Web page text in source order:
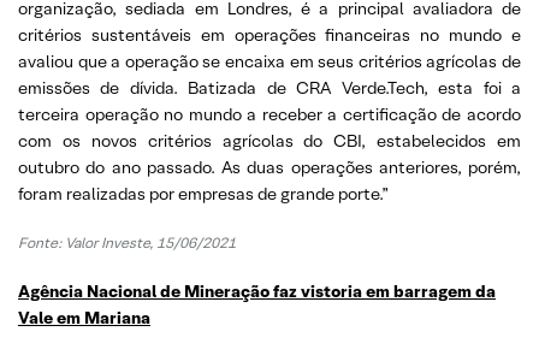
organização, sediada em Londres, é a principal avaliadora de
critérios sustentáveis em operações financeiras no mundo e
avaliou que a operação se encaixa em seus critérios agrícolas de
emissões de dívida. Batizada de CRA Verde.Tech, esta foi a
terceira operação no mundo a receber a certificação de acordo
com os novos critérios agrícolas do CBI, estabelecidos em
outubro do ano passado. As duas operações anteriores, porém,
foram realizadas por empresas de grande porte.”
Fonte: Valor Investe, 15/06/2021
Agência Nacional de Mineração faz vistoria em barragem da
Vale em Mariana